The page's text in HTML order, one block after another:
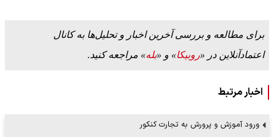
برای مطالعه و بررسی آخرین اخبار و تحلیل‌ها به کانال
اعتمادآنلاین در «روبیکا» و «بله» مراجعه کنید.
اخبار مرتبط
ورود آموزش و پرورش به تجارت کنکور